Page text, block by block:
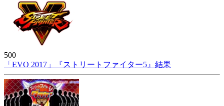
500
「EVO 2017」『ストリートファイター5』結果